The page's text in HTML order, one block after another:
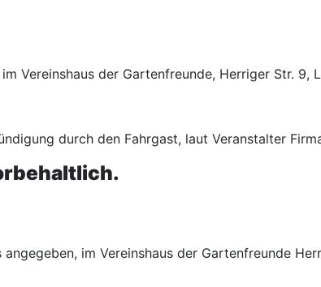
Vereinshaus der Gartenfreunde, Herriger Str. 9,
durch den Fahrgast, laut Veranstalter
im Vereinshaus der Gartenfreunde